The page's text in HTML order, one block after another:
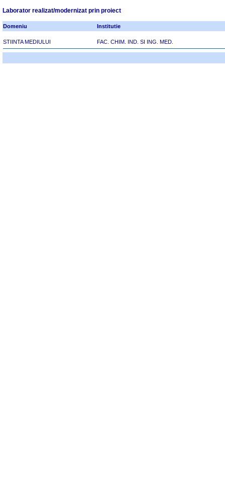
Laborator realizat/modernizat prin proiect
Domeniu Institutie
STIINTA MEDIULUI FAC. CHIM. IND. SI ING. MED.